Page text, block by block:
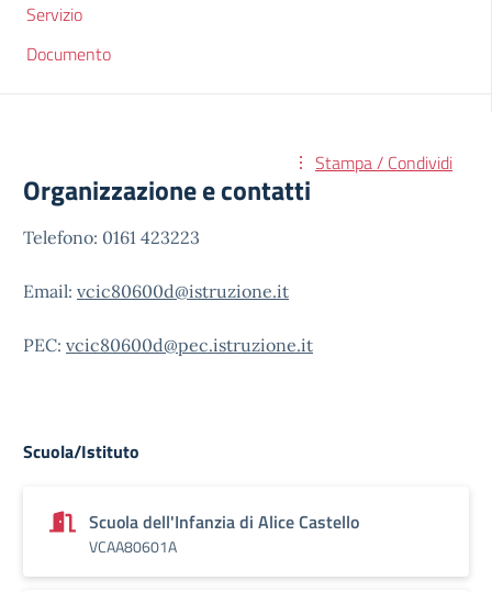
Servizio
Documento
Stampa / Condividi
Organizzazione e contatti
Telefono: 0161 423223
Email: vcic80600d@istruzione.it
PEC: vcic80600d@pec.istruzione.it
Scuola/Istituto
Scuola dell'Infanzia di Alice Castello
VCAA80601A